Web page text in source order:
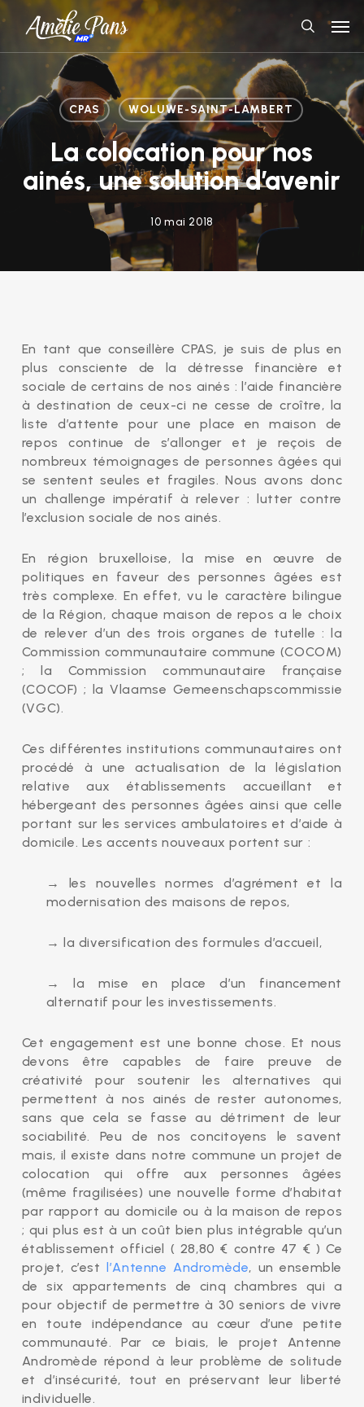
to
content
search
CPAS WOLUWE-SAINT-LAMBERT
La colocation pour nos
ainés, une solution d’avenir
10 mai 2018
En tant que conseillère CPAS, je suis de plus en
plus consciente de la détresse financière et
sociale de certains de nos ainés : l’aide financière
à destination de ceux-ci ne cesse de croître, la
liste d’attente pour une place en maison de
repos continue de s’allonger et je reçois de
nombreux témoignages de personnes âgées qui
se sentent seules et fragiles. Nous avons donc
un challenge impératif à relever : lutter contre
l’exclusion sociale de nos ainés.
En région bruxelloise, la mise en œuvre de
politiques en faveur des personnes âgées est
très complexe. En effet, vu le caractère bilingue
de la Région, chaque maison de repos a le choix
de relever d’un des trois organes de tutelle : la
Commission communautaire commune (COCOM)
; la Commission communautaire française
(COCOF) ; la Vlaamse Gemeenschapscommissie
(VGC).
Ces différentes institutions communautaires ont
procédé à une actualisation de la législation
relative aux établissements accueillant et
hébergeant des personnes âgées ainsi que celle
portant sur les services ambulatoires et d’aide à
domicile. Les accents nouveaux portent sur :
→ les nouvelles normes d’agrément et la
modernisation des maisons de repos,
→ la diversification des formules d’accueil,
→ la mise en place d’un financement
alternatif pour les investissements.
Cet engagement est une bonne chose. Et nous
devons être capables de faire preuve de
créativité pour soutenir les alternatives qui
permettent à nos ainés de rester autonomes,
sans que cela se fasse au détriment de leur
sociabilité. Peu de nos concitoyens le savent
mais, il existe dans notre commune un projet de
colocation qui offre aux personnes âgées
(même fragilisées) une nouvelle forme d’habitat
par rapport au domicile ou à la maison de repos
; qui plus est à un coût bien plus intégrable qu’un
établissement officiel ( 28,80 € contre 47 € ) Ce
projet, c’estl’Antenne Andromède, un ensemble
de six appartements de cinq chambres qui a
pour objectif de permettre à 30 seniors de vivre
en toute indépendance au cœur d’une petite
communauté. Par ce biais, le projet Antenne
Andromède répond à leur problème de solitude
et d’insécurité, tout en préservant leur liberté
individuelle.